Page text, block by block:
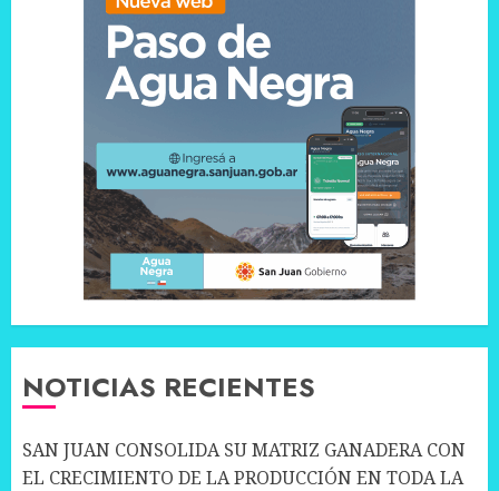
NOTICIAS RECIENTES
SAN JUAN CONSOLIDA SU MATRIZ GANADERA CON
EL CRECIMIENTO DE LA PRODUCCIÓN EN TODA LA